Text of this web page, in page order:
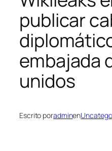
publicar
embajada
unidos
Escrito poradminen